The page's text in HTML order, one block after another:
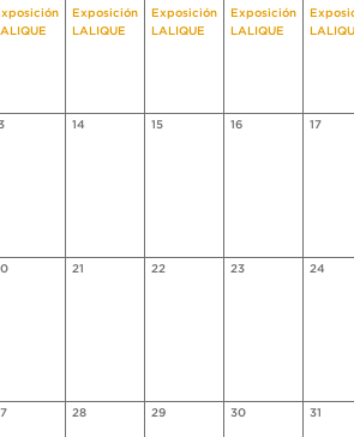
Exposición
LALIQUE
Exposición
LALIQUE
Exposición
LALIQUE
14 15 16 17
21 22 23 24
28 29 30 31